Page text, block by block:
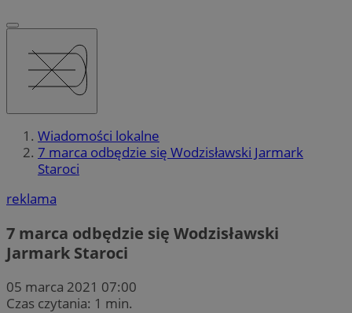
Wiadomości lokalne
7 marca odbędzie się Wodzisławski Jarmark
Staroci
reklama
7 marca odbędzie się Wodzisławski
Jarmark Staroci
05 marca 2021 07:00
Czas czytania: 1 min.